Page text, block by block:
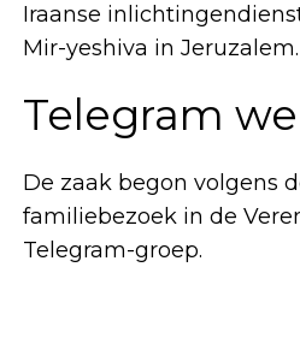
Iraanse
Mir-yeshiva in Jeruzalem.
Telegram
De zaak begon volgens
familiebezoek in de
Telegram-groep.